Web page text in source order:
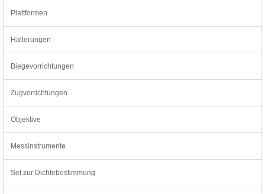
Plattformen
Halterungen
Biegevorrichtungen
Zugvorrichtungen
Objektive
Messinstrumente
Set zur Dichtebestimmung